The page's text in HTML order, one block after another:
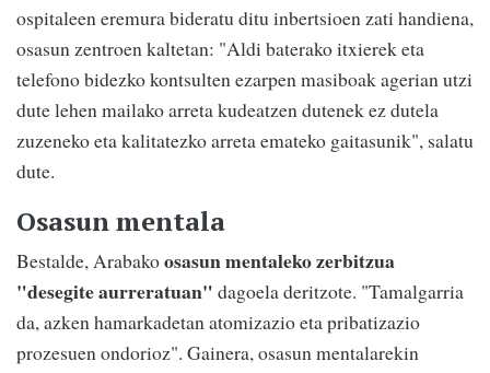
ospitaleen eremura bideratu ditu inbertsioen zati handiena,
osasun zentroen kaltetan: "Aldi baterako itxierek eta
telefono bidezko kontsulten ezarpen masiboak agerian utzi
dute lehen mailako arreta kudeatzen dutenek ez dutela
zuzeneko eta kalitatezko arreta emateko gaitasunik", salatu
dute.
Osasun mentala
Bestalde, Arabakoosasun mentaleko zerbitzua
"desegite aurreratuan" dagoela deritzote. "Tamalgarria
da, azken hamarkadetan atomizazio eta pribatizazio
prozesuen ondorioz". Gainera, osasun mentalarekin